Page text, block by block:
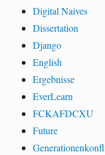
Digital Naives
Dissertation
Django
English
Ergebnisse
EverLearn
FCKAFDCXU
Future